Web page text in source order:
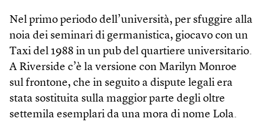
Nel primo periodo dell’università, per sfuggire alla
noia dei seminari di germanistica, giocavo con un
Taxi del 1988 in un pub del quartiere universitario.
A Riverside c’è la versione con Marilyn Monroe
sul frontone, che in seguito a dispute legali era
stata sostituita sulla maggior parte degli oltre
settemila esemplari da una mora di nome Lola.